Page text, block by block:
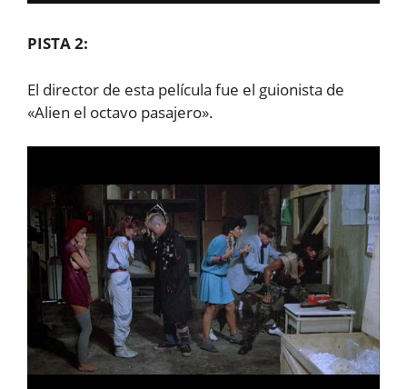
PISTA 2:
El director de esta película fue el guionista de
«Alien el octavo pasajero».